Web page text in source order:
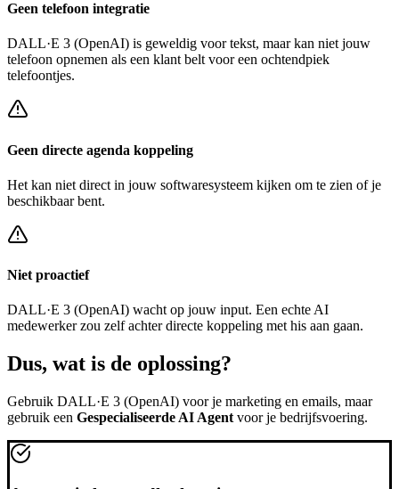
Geen telefoon integratie
DALL·E 3 (OpenAI) is geweldig voor tekst, maar kan niet jouw
telefoon opnemen als een klant belt voor een ochtendpiek
telefoontjes.
Geen directe agenda koppeling
Het kan niet direct in jouw softwaresysteem kijken om te zien of je
beschikbaar bent.
Niet proactief
DALL·E 3 (OpenAI) wacht op jouw input. Een echte AI
medewerker zou zelf achterdirecte koppeling met his aan gaan.
Dus, wat is de oplossing?
Gebruik DALL·E 3 (OpenAI) voor je marketing en emails, maar
gebruik een Gespecialiseerde AI Agent voor je bedrijfsvoering.